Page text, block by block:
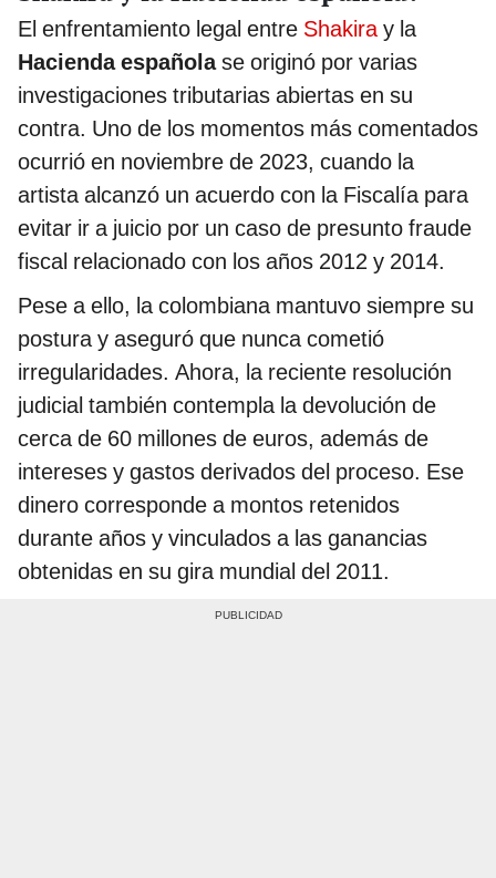
El enfrentamiento legal entre Shakiray la
Hacienda españolase originó por varias
investigaciones tributarias abiertas en su
contra. Uno de los momentos más comentados
ocurrió en noviembre de 2023, cuando la
artista alcanzó un acuerdo con la Fiscalía para
evitar ir a juicio por un caso de presunto fraude
fiscal relacionado con los años 2012 y 2014.
Pese a ello, la colombiana mantuvo siempre su
postura y aseguró que nunca cometió
irregularidades. Ahora, la reciente resolución
judicial también contempla la devolución de
cerca de 60 millones de euros, además de
intereses y gastos derivados del proceso. Ese
dinero corresponde a montos retenidos
durante años y vinculados a las ganancias
obtenidas en su gira mundial del 2011.